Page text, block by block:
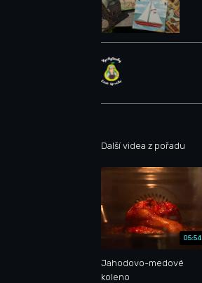
Další videa z pořadu
05:54
Jahodovo-medové
koleno